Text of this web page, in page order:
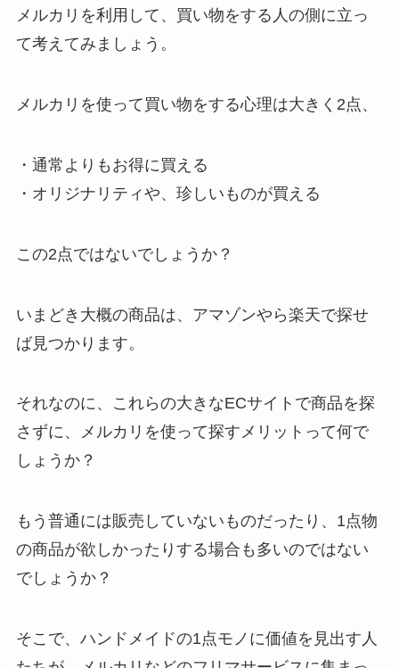
メルカリを利用して、買い物をする人の側に立っ
て考えてみましょう。
メルカリを使って買い物をする心理は大きく2点、
・通常よりもお得に買える
・オリジナリティや、珍しいものが買える
この2点ではないでしょうか？
いまどき大概の商品は、アマゾンやら楽天で探せ
ば見つかります。
それなのに、これらの大きなECサイトで商品を探
さずに、メルカリを使って探すメリットって何で
しょうか？
もう普通には販売していないものだったり、 1点物
の商品が欲しかったりする場合 も多いのではない
でしょうか？
そこで、ハンドメイドの1点モノに価値を見出す人